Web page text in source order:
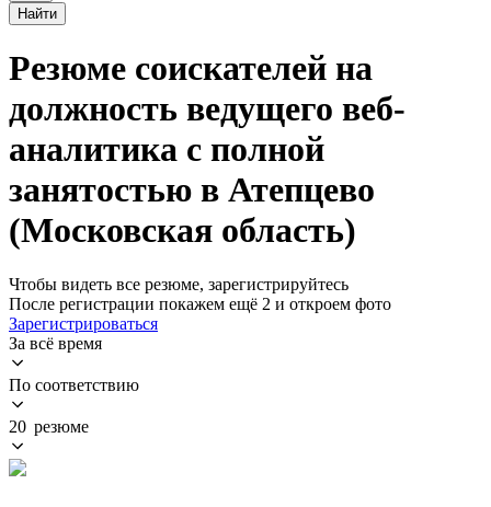
Найти
Резюме соискателей на
должность ведущего веб-
аналитика с полной
занятостью в Атепцево
(Московская область)
Чтобы видеть все резюме, зарегистрируйтесь
После регистрации покажем ещё 2 и откроем фото
Зарегистрироваться
За всё время
По соответствию
20 резюме